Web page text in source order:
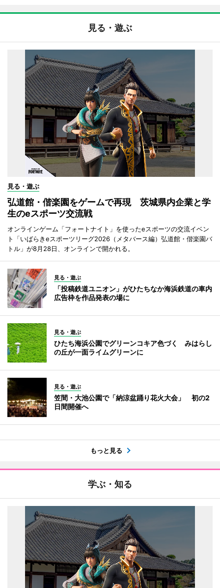
見る・遊ぶ
見る・遊ぶ
弘道館・偕楽園をゲームで再現 茨城県内企業と学
生のeスポーツ交流戦
オンラインゲーム「フォートナイト」を使ったeスポーツの交流イベン
ト「いばらきeスポーツリーグ2026（メタバース編）弘道館・偕楽園バ
トル」が8月28日、オンラインで開かれる。
見る・遊ぶ
「投稿鉄道ユニオン」がひたちなか海浜鉄道の車内
広告枠を作品発表の場に
見る・遊ぶ
ひたち海浜公園でグリーンコキア色づく みはらし
の丘が一面ライムグリーンに
見る・遊ぶ
笠間・大池公園で「納涼盆踊り花火大会」 初の2
日間開催へ
もっと見る
学ぶ・知る